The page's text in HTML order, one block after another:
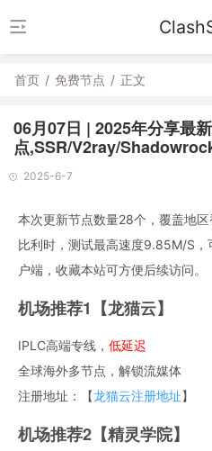
首页 / 免费节点 / 正文
06月07日 | 2025年分享最
点,SSR/V2ray/
2025-6-7
本次更新节点数量28个，覆盖地区
比利时，测试最高速度9.85M/S，
户端，收藏本站可方便后续访问。
机场推荐1【龙猫云】
IPLC高端专线， 低延迟
全球海外多节点，解锁流媒体
注册地址：【龙猫云注册地址】
机场推荐2【精灵学院】